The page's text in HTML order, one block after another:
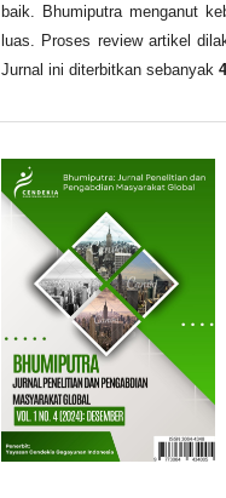
baik. Bhumiputra menganut
luas. Proses review artikel
Jurnal ini diterbitkan sebanyak